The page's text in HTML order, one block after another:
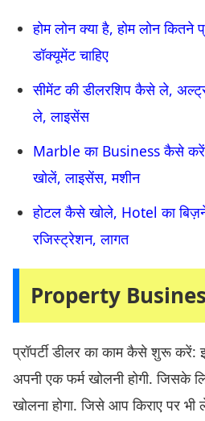
होम लोन क्या है, होम लोन कितने
डॉक्यूमेंट चाहिए
सीमेंट की डीलरशिप कैसे ले,
ले, लाइसेंस
Marble का Business कैसे
खोलें, लाइसेंस, मशीन
होटल कैसे खोले, Hotel का
रजिस्ट्रेशन, लागत
Property
प्रॉपर्टी डीलर का काम कैसे शुरू
अपनी एक फर्म खोलनी होगी.
खोलना होगा. जिसे आप किराए पर